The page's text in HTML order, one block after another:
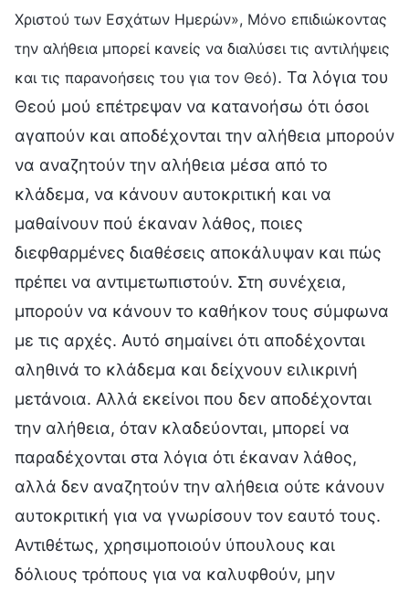
Χριστού των Εσχάτων Ημερών», Μόνο επιδιώκοντας
την αλήθεια μπορεί κανείς να διαλύσει τις αντιλήψεις
και τις παρανοήσεις του για τον Θεό). Τα λόγια του
Θεού μού επέτρεψαν να κατανοήσω ότι όσοι
αγαπούν και αποδέχονται την αλήθεια μπορούν
να αναζητούν την αλήθεια μέσα από το
κλάδεμα, να κάνουν αυτοκριτική και να
μαθαίνουν πού έκαναν λάθος, ποιες
διεφθαρμένες διαθέσεις αποκάλυψαν και πώς
πρέπει να αντιμετωπιστούν. Στη συνέχεια,
μπορούν να κάνουν το καθήκον τους σύμφωνα
με τις αρχές. Αυτό σημαίνει ότι αποδέχονται
αληθινά το κλάδεμα και δείχνουν ειλικρινή
μετάνοια. Αλλά εκείνοι που δεν αποδέχονται
την αλήθεια, όταν κλαδεύονται, μπορεί να
παραδέχονται στα λόγια ότι έκαναν λάθος,
αλλά δεν αναζητούν την αλήθεια ούτε κάνουν
αυτοκριτική για να γνωρίσουν τον εαυτό τους.
Αντιθέτως, χρησιμοποιούν ύπουλους και
δόλιους τρόπους για να καλυφθούν, μην